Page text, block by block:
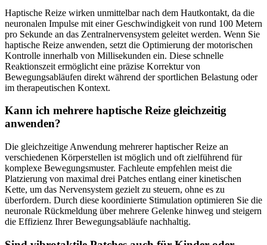
Haptische Reize wirken unmittelbar nach dem Hautkontakt, da die
neuronalen Impulse mit einer Geschwindigkeit von rund 100 Metern
pro Sekunde an das Zentralnervensystem geleitet werden. Wenn Sie
haptische Reize anwenden, setzt die Optimierung der motorischen
Kontrolle innerhalb von Millisekunden ein. Diese schnelle
Reaktionszeit ermöglicht eine präzise Korrektur von
Bewegungsabläufen direkt während der sportlichen Belastung oder
im therapeutischen Kontext.
Kann ich mehrere haptische Reize gleichzeitig
anwenden?
Die gleichzeitige Anwendung mehrerer haptischer Reize an
verschiedenen Körperstellen ist möglich und oft zielführend für
komplexe Bewegungsmuster. Fachleute empfehlen meist die
Platzierung von maximal drei Patches entlang einer kinetischen
Kette, um das Nervensystem gezielt zu steuern, ohne es zu
überfordern. Durch diese koordinierte Stimulation optimieren Sie die
neuronale Rückmeldung über mehrere Gelenke hinweg und steigern
die Effizienz Ihrer Bewegungsabläufe nachhaltig.